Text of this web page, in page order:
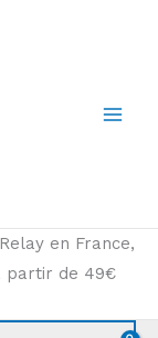
en France,
partir de 49€